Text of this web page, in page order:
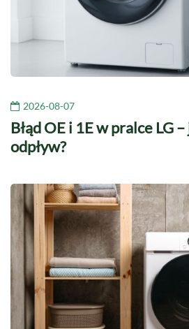
2026-08-07
Błąd OE i 1E w pralce LG
odpływ?